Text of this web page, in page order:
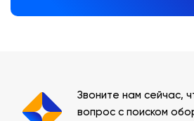
Звоните нам сейчас,
вопрос с поиском